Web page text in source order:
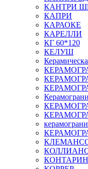
КАНТРИ
КАПРИ
КАРАОКЕ
КАРЕЛЛИ
КГ 60*120
КЕЛУШ